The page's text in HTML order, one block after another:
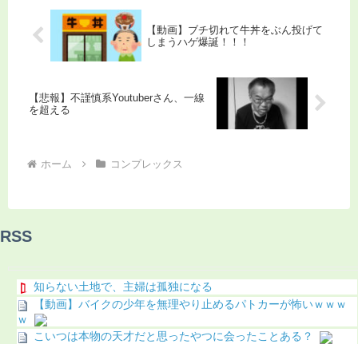
【動画】ブチ切れて牛丼をぶん投げて
しまうハゲ爆誕！！！
【悲報】不謹慎系Youtuberさん、一線
を超える
ホーム コンプレックス
RSS
知らない土地で、主婦は孤独になる
【動画】バイクの少年を無理やり止めるパトカーが怖いｗｗｗ
ｗ
こいつは本物の天才だと思ったやつに会ったことある？